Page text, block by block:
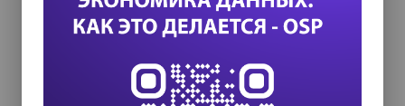
Новое семейство 3Com
Компания 3Com представила семейство
неуправляемые локальные сети, широко
среди предприятий малого и среднего бизнеса, на
уровень, характерный для сетей больших